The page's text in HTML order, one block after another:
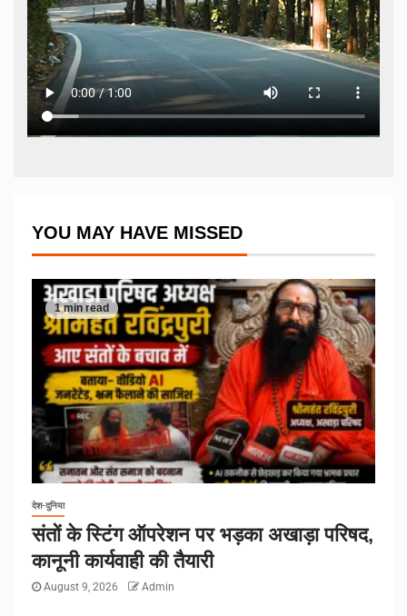
YOU MAY HAVE MISSED
1 min read
देश-दुनिया
संतों के स्टिंग ऑपरेशन पर भड़का अखाड़ा परिषद,
कानूनी कार्यवाही की तैयारी
August 9, 2026 Admin